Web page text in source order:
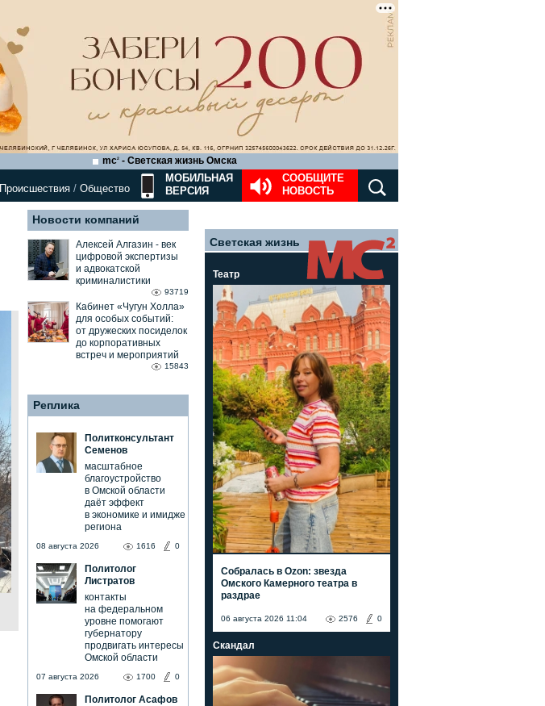
mc2 - Светская жизнь Омска
Происшествия / Общество
СООБЩИТЕ
НОВОСТЬ
МОБИЛЬНАЯ
ВЕРСИЯ
Новости компаний
Алексей Алгазин ⁃ век
цифровой экспертизы
и адвокатской
криминалистики
93719
Кабинет «Чугун Холла»
для особых событий:
от дружеских посиделок
до корпоративных
встреч и мероприятий
15843
Реплика
Политконсультант
Семенов
масштабное
благоустройство
в Омской области
даёт эффект
в экономике и имидже
региона
1616 0
08 августа 2026
Политолог
Листратов
контакты
на федеральном
уровне помогают
губернатору
продвигать интересы
Омской области
1700 0
07 августа 2026
Политолог Асафов
Светская жизнь
Театр
Собралась в Ozon: звезда
Омского Камерного театра в
раздрае
06 августа 2026 11:04 0
2576
Скандал